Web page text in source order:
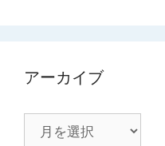
アーカイブ